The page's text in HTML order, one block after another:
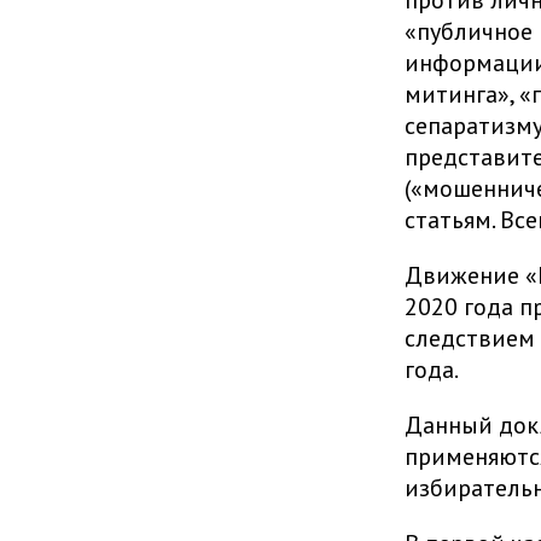
митинга»,
статьям.
Движение
2020 года
года.
Данный